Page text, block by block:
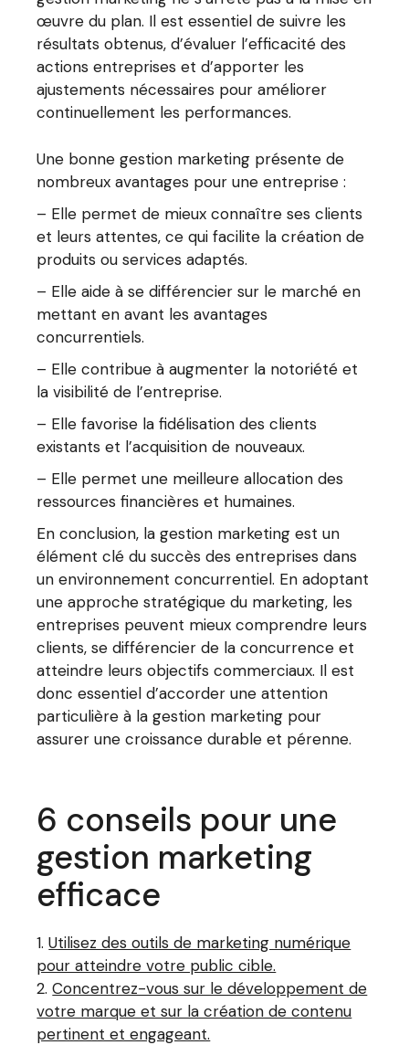
œuvre du plan. Il est essentiel de suivre les
résultats obtenus, d’évaluer l’efficacité des
actions entreprises et d’apporter les
ajustements nécessaires pour améliorer
continuellement les performances.
Une bonne gestion marketing présente de
nombreux avantages pour une entreprise :
– Elle permet de mieux connaître ses clients
et leurs attentes, ce qui facilite la création de
produits ou services adaptés.
– Elle aide à se différencier sur le marché en
mettant en avant les avantages
concurrentiels.
– Elle contribue à augmenter la notoriété et
la visibilité de l’entreprise.
– Elle favorise la fidélisation des clients
existants et l’acquisition de nouveaux.
– Elle permet une meilleure allocation des
ressources financières et humaines.
En conclusion, la gestion marketing est un
élément clé du succès des entreprises dans
un environnement concurrentiel. En adoptant
une approche stratégique du marketing, les
entreprises peuvent mieux comprendre leurs
clients, se différencier de la concurrence et
atteindre leurs objectifs commerciaux. Il est
donc essentiel d’accorder une attention
particulière à la gestion marketing pour
assurer une croissance durable et pérenne.
6 conseils pour une
gestion marketing
efficace
Utilisez des outils de marketing numérique
pour atteindre votre public cible.
Concentrez-vous sur le développement de
votre marque et sur la création de contenu
pertinent et engageant.